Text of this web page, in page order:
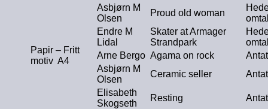
Papir – Fritt
motiv A4
Asbjørn M
Olsen
Proud old woman
Endre M
Lidal
Skater at Armager
Strandpark
Arne Bergo Agama on rock
Asbjørn M
Olsen
Ceramic seller
Elisabeth
Skogseth
Resting